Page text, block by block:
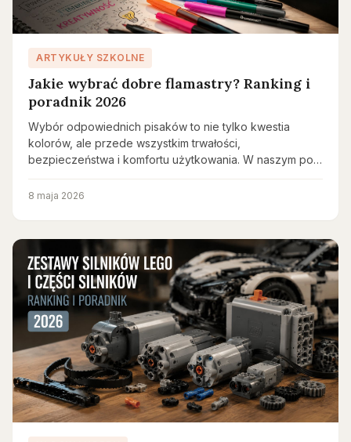
ARTYKUŁY SZKOLNE
Jakie wybrać dobre flamastry? Ranking i
poradnik 2026
Wybór odpowiednich pisaków to nie tylko kwestia
kolorów, ale przede wszystkim trwałości,
bezpieczeństwa i komfortu użytkowania. W naszym po…
8 maja 2026